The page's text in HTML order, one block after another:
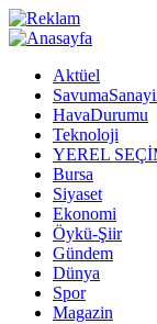
Aktüel
HavaDurumu
Teknoloji
YEREL
Bursa
Siyaset
Ekonomi
Öykü-Şiir
Gündem
Dünya
Spor
Magazin